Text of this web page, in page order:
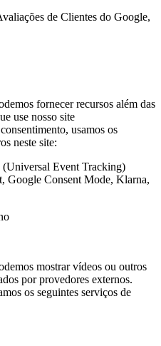
de Clientes do Google,
fornecer recursos além das
use nosso site
usamos os
neste site:
Event Tracking)
Google Consent Mode, Klarna,
mostrar vídeos ou outros
por provedores externos.
os seguintes serviços de